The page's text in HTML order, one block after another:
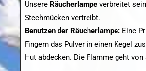
Unsere Räucherlampe verbreitet
Stechmücken vertreibt.
Benutzen der Räucherlampe: Eine
Fingern das Pulver in einen Kegel
Hut abdecken. Die Flamme geht